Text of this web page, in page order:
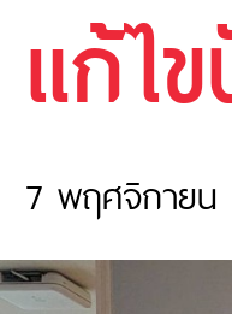
แก้ไ
7 พฤศจิกายน